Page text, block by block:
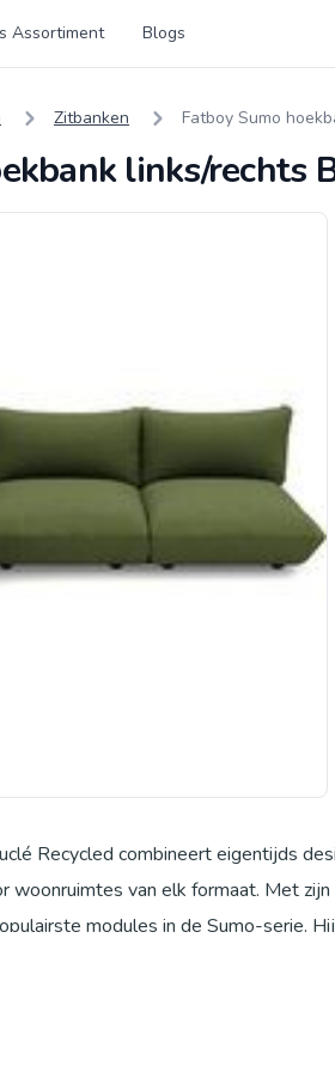
Assortiment Blogs
Zitbanken Fatboy Sumo
links/rechts
Recycled combineert eigentijds
woonruimtes van elk formaat. Met
modules in de Sumo-serie.
De karakteristieke lussenstof